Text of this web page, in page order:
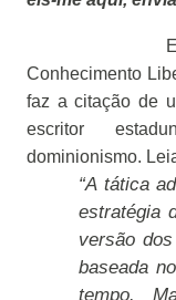
Conhecimento
faz a citação de
escritor
dominionismo.
“A tática
estratégia
versão
baseada
tempo.